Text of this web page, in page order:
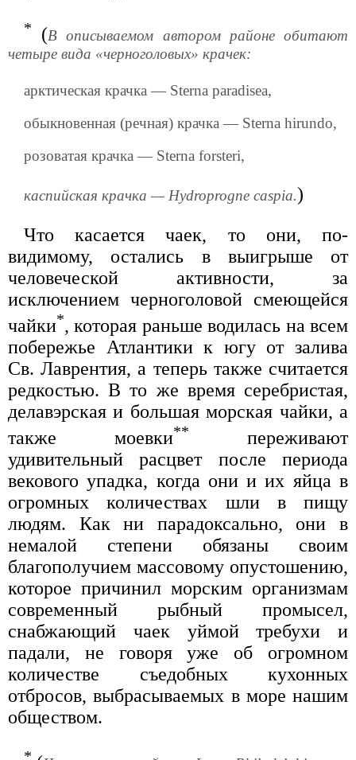
* (В описываемом автором районе обитают
четыре вида «черноголовых» крачек:
арктическая крачка — Sterna paradisea,
обыкновенная (речная) крачка — Sterna hirundo,
розоватая крачка — Sterna forsteri,
каспийская крачка — Hydroprogne caspia.)
Что касается чаек, то они, по-
видимому, остались в выигрыше от
человеческой активности, за
исключением черноголовой смеющейся
чайки*, которая раньше водилась на всем
побережье Атлантики к югу от залива
Св. Лаврентия, а теперь также считается
редкостью. В то же время серебристая,
делавэрская и большая морская чайки, а
также моевки**
переживают
удивительный расцвет после периода
векового упадка, когда они и их яйца в
огромных количествах шли в пищу
людям. Как ни парадоксально, они в
немалой степени обязаны своим
благополучием массовому опустошению,
которое причинил морским организмам
современный рыбный промысел,
снабжающий чаек уймой требухи и
падали, не говоря уже об огромном
количестве съедобных кухонных
отбросов, выбрасываемых в море нашим
обществом.
*